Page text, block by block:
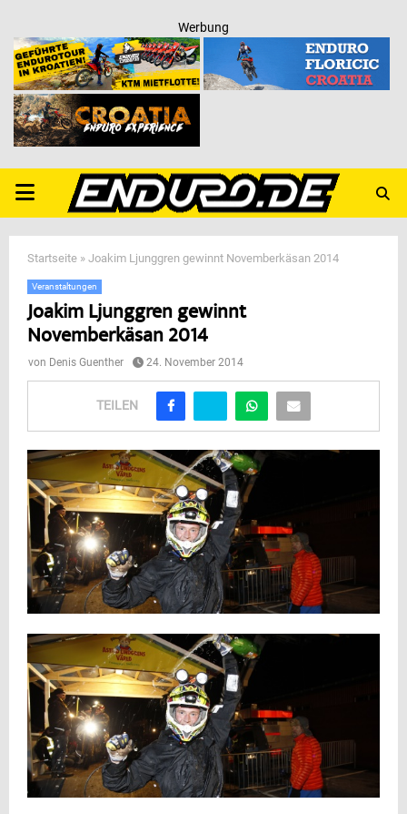
Werbung
PRIMARY
MENU
Startseite » Joakim Ljunggren gewinnt Novemberkäsan 2014
Veranstaltungen
Joakim Ljunggren gewinnt
Novemberkäsan 2014
von Denis Guenther 24. November 2014
TEILEN